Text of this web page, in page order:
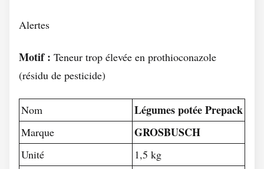
Alertes
Motif : Teneur trop élevée en prothioconazole
(résidu de pesticide)
Nom Légumes potée Prepack
Marque GROSBUSCH
Unité
1,5 kg